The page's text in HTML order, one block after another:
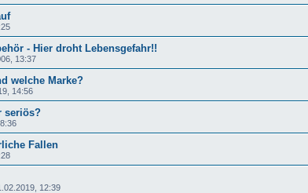
- Hier droht Lebensgefahr!!
13:37
welche Marke?
14:56
seriös?
Fallen
12:39